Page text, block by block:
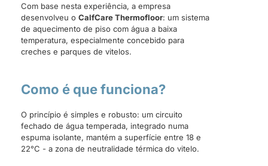
Com base nesta experiência, a empresa
desenvolveu o CalfCare Thermofloor: um sistema
de aquecimento de piso com água a baixa
temperatura, especialmente concebido para
creches e parques de vitelos.
Como é que funciona?
O princípio é simples e robusto: um circuito
fechado de água temperada, integrado numa
espuma isolante, mantém a superfície entre 18 e
22°C - a zona de neutralidade térmica do vitelo.